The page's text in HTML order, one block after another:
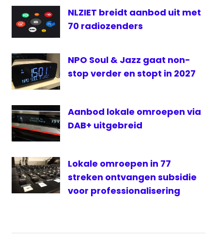
NLZIET breidt aanbod uit met
70 radiozenders
NPO Soul & Jazz gaat non-
stop verder en stopt in 2027
Aanbod lokale omroepen via
DAB+ uitgebreid
Lokale omroepen in 77
streken ontvangen subsidie
voor professionalisering